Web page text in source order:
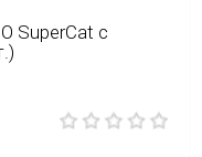
SuperCat с